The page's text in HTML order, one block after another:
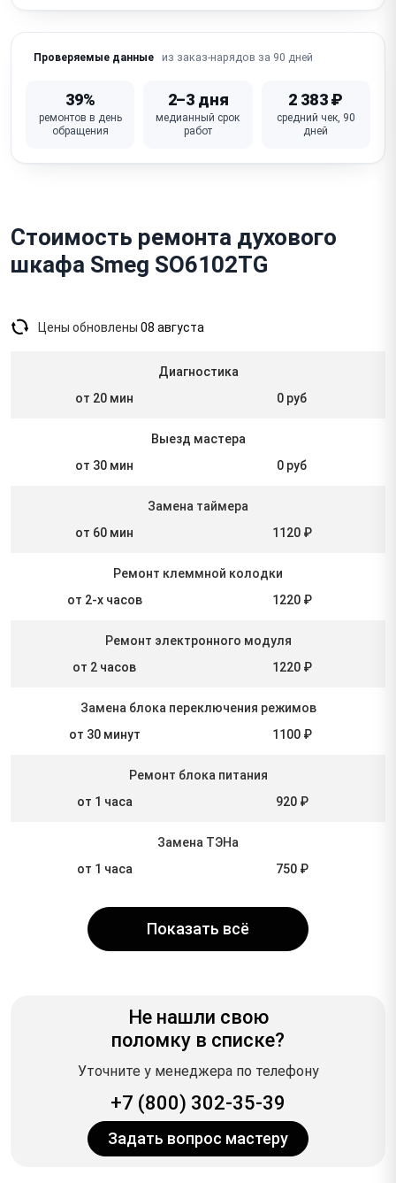
Неисправна плата управления (электронные
модели)
Проверяемые данные из заказ-нарядов за 90 дней
39%
ремонтов в день
обращения
2–3 дня
медианный срок
работ
2 383 ₽
средний чек, 90
дней
Стоимость ремонта духового
шкафа Smeg SO6102TG
Цены обновлены 08 августа
Диагностика
от 20 мин
0 руб
Выезд мастера
от 30 мин
0 руб
Замена таймера
от 60 мин
1120 ₽
Ремонт клеммной колодки
от 2-х часов
1220 ₽
Ремонт электронного модуля
от 2 часов
1220 ₽
Замена блока переключения режимов
от 30 минут
1100 ₽
Ремонт блока питания
от 1 часа
920 ₽
Замена ТЭНа
от 1 часа
750 ₽
Показать всё
Не нашли свою
поломку в списке?
Уточните у менеджера по телефону
+7 (800) 302-35-39
Задать вопрос мастеру